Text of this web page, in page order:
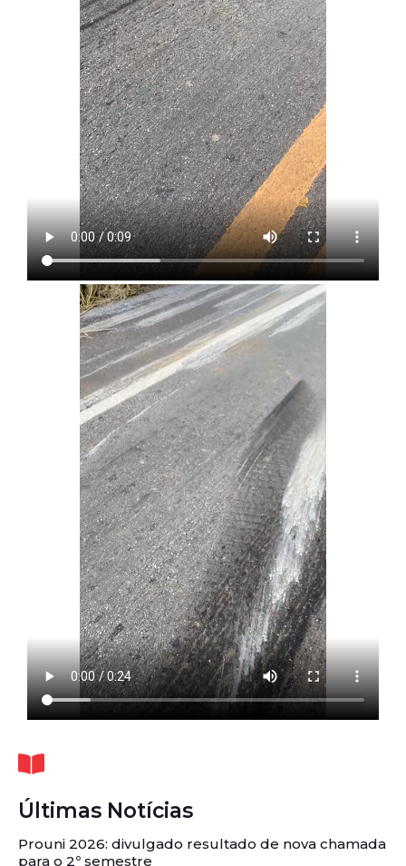
Últimas Notícias
Prouni 2026: divulgado resultado de nova chamada
para o 2º semestre